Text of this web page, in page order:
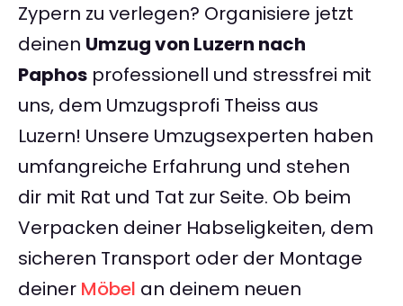
Zypern zu verlegen? Organisiere jetzt
deinen Umzug von Luzern nach
Paphos professionell und stressfrei mit
uns, dem Umzugsprofi Theiss aus
Luzern! Unsere Umzugsexperten haben
umfangreiche Erfahrung und stehen
dir mit Rat und Tat zur Seite. Ob beim
Verpacken deiner Habseligkeiten, dem
sicheren Transport oder der Montage
deiner Möbel an deinem neuen